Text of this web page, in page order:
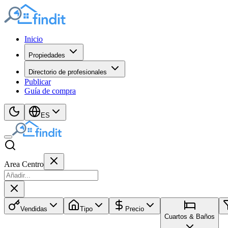
Inicio
Propiedades
Directorio de profesionales
Publicar
Guía de compra
ES
Area Centro
Vendidas Tipo
Precio
Cuartos & Baños